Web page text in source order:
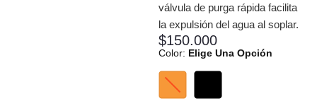
válvula de purga rápida facilita
la expulsión del agua al soplar.
$150.000
Color: Elige Una Opción